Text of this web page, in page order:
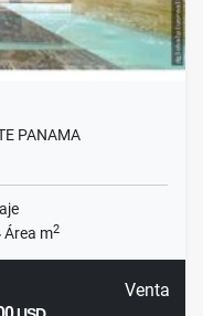
PANAMA
Área m2
Venta